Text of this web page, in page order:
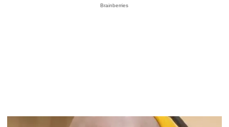
Brainberries